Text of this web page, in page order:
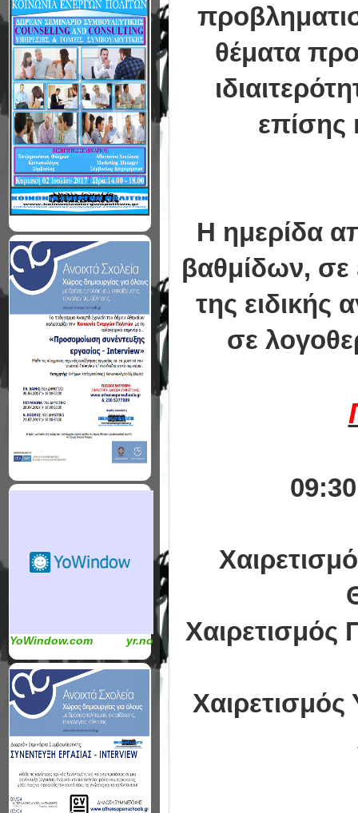
θέματα
επίσης
Η ημερίδα
βαθμίδων, σε
της ειδικής
σε
YoWindow.com yr.no